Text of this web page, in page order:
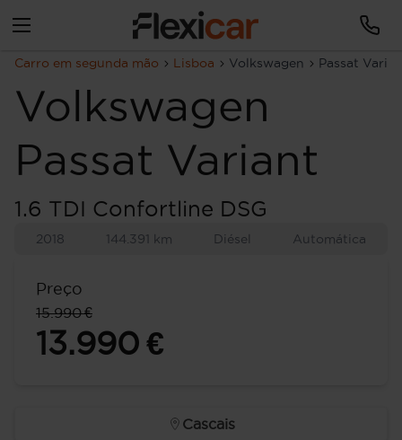
Carro em segunda mão Lisboa Volkswagen Passat
Volkswagen
Passat Variant
1.6 TDI Confortline DSG
2018 144.391 km Diésel Automática
Preço
15.990 €
13.990 €
Cascais